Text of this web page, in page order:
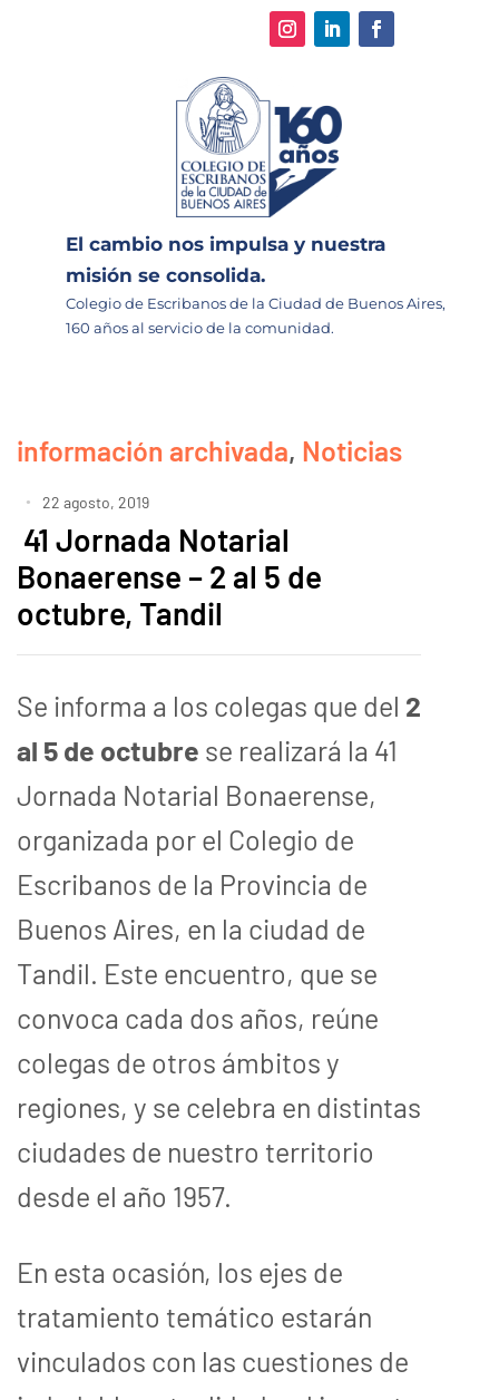
El cambio nos impulsa y nuestra
misión se consolida.
Colegio de Escribanos de la Ciudad de Buenos Aires,
160 años al servicio de la comunidad.
información archivada, Noticias
22 agosto, 2019
41 Jornada Notarial
Bonaerense – 2 al 5 de
octubre, Tandil
Se informa a los colegas que del 2
al 5 de octubre se realizará la 41
Jornada Notarial Bonaerense,
organizada por el Colegio de
Escribanos de la Provincia de
Buenos Aires, en la ciudad de
Tandil. Este encuentro, que se
convoca cada dos años, reúne
colegas de otros ámbitos y
regiones, y se celebra en distintas
ciudades de nuestro territorio
desde el año 1957.
En esta ocasión, los ejes de
tratamiento temático estarán
vinculados con las cuestiones de